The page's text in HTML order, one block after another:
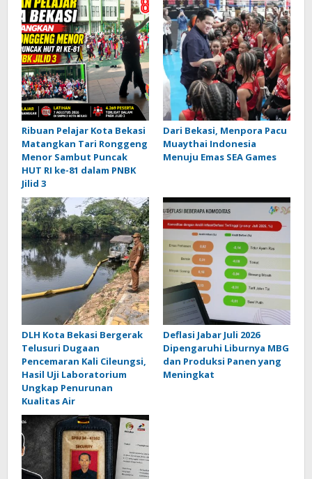
Ribuan Pelajar Kota Bekasi
Matangkan Tari Ronggeng
Menor Sambut Puncak
HUT RI ke-81 dalam PNBK
Jilid 3
Dari Bekasi, Menpora Pacu
Muaythai Indonesia
Menuju Emas SEA Games
DLH Kota Bekasi Bergerak
Telusuri Dugaan
Pencemaran Kali Cileungsi,
Hasil Uji Laboratorium
Ungkap Penurunan
Kualitas Air
Deflasi Jabar Juli 2026
Dipengaruhi Liburnya MBG
dan Produksi Panen yang
Meningkat